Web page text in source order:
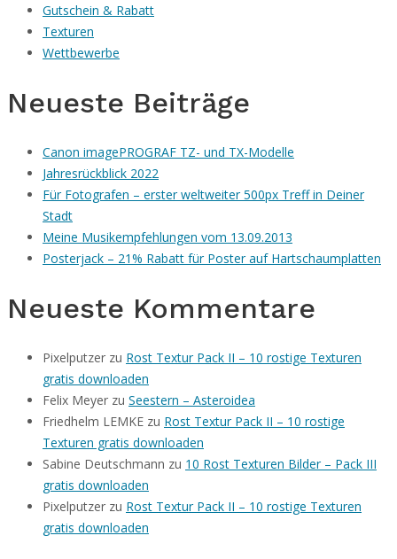
Gutschein & Rabatt
Texturen
Wettbewerbe
Neueste Beiträge
Canon imagePROGRAF TZ- und TX-Modelle
Jahresrückblick 2022
Für Fotografen – erster weltweiter 500px Treff in Deiner
Stadt
Meine Musikempfehlungen vom 13.09.2013
Posterjack – 21% Rabatt für Poster auf Hartschaumplatten
Neueste Kommentare
Pixelputzer zu Rost Textur Pack II – 10 rostige Texturen
gratis downloaden
Felix Meyer zu Seestern – Asteroidea
Friedhelm LEMKE zu Rost Textur Pack II – 10 rostige
Texturen gratis downloaden
Sabine Deutschmann zu 10 Rost Texturen Bilder – Pack III
gratis downloaden
Pixelputzer zu Rost Textur Pack II – 10 rostige Texturen
gratis downloaden